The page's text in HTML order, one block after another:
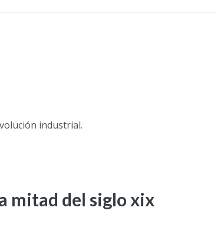
industrial.
mitad del siglo xix